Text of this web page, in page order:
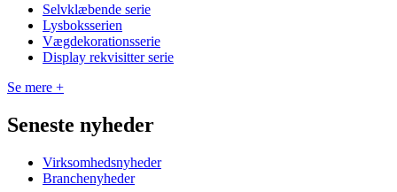
Selvklæbende serie
Lysboksserien
Vægdekorationsserie
Display rekvisitter serie
Se mere +
Seneste nyheder
Virksomhedsnyheder
Branchenyheder